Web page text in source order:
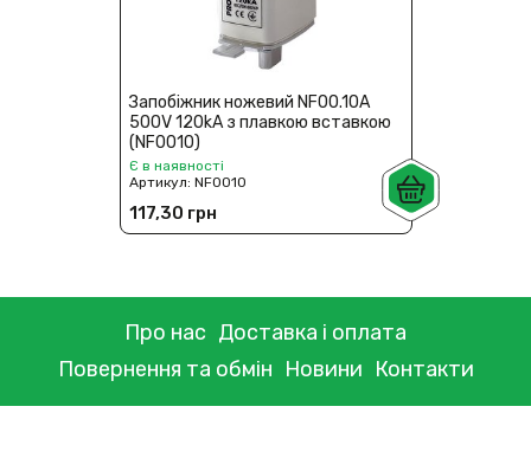
Запобіжник ножевий NF00.10A
500V 120kA з плавкою вставкою
(NF0010)
Є в наявності
Артикул:NF0010
117,30 грн
Про нас Доставка і оплата
Повернення та обмін Новини Контакти